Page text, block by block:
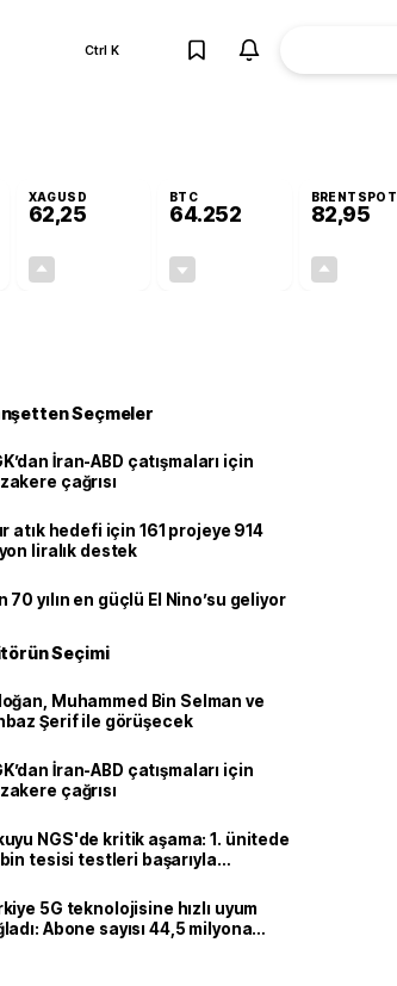
Ctrl K
XAGUSD
62,25
BTC
64.252
BRENTSPOT
82,95
Seçmeler
İran-ABD çatışmaları için
çağrısı
atık hedefi için 161 projeye 914
liralık destek
70 yılın en güçlü El Nino’su geliyor
Seçimi
Muhammed Bin Selman ve
Şerif ile görüşecek
İran-ABD çatışmaları için
çağrısı
NGS'de kritik aşama: 1. ünitede
tesisi testleri başarıyla
5G teknolojisine hızlı uyum
Abone sayısı 44,5 milyona